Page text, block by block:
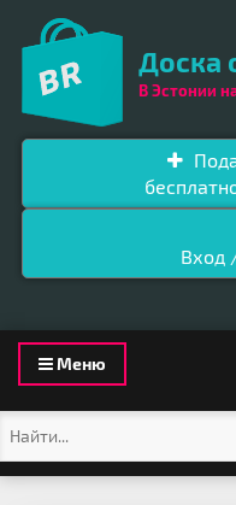
Доска
В Эстонии
Вход
Toggle
navigation
Меню